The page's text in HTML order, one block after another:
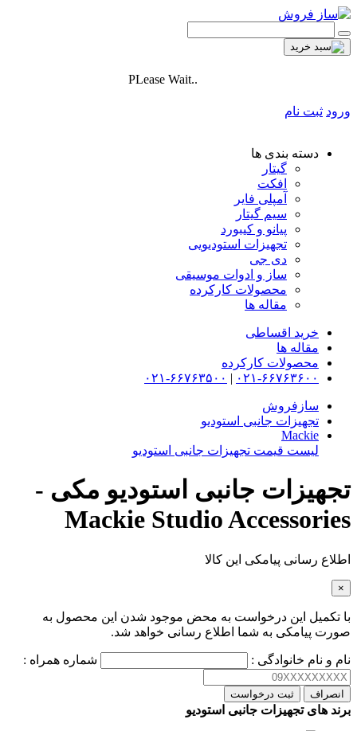
PLease Wait..
ورود ثبت نام
دسته بندی ها
گیتار
افکت
آمپلی فایر
سیم گیتار
پیانو و کیبورد
تجهیزات استودیویی
دی جی
ساز و ادوات موسیقی
محصولات کارکرده
مقاله ها
خرید اقساطی
مقاله ها
محصولات کارکرده
۰۲۱-۶۶۷۶۳۶۰۰ | ۰۲۱-۶۶۷۶۳۵۰۰
سازفروش
تجهیزات جانبی استودیو
Mackie
لیست قیمت تجهیزات جانبی استودیو
تجهیزات جانبی استودیو مکی -
Mackie Studio Accessories
اطلاع رسانی پیامکی این کالا
×
با تکمیل این درخواست به محض موجود شدن این محصول به
صورت پیامکی به شما اطلاع رسانی خواهد شد.
نام و نام خانوادگی : شماره همراه :
انصراف ثبت درخواست
برند های تجهیزات جانبی استودیو